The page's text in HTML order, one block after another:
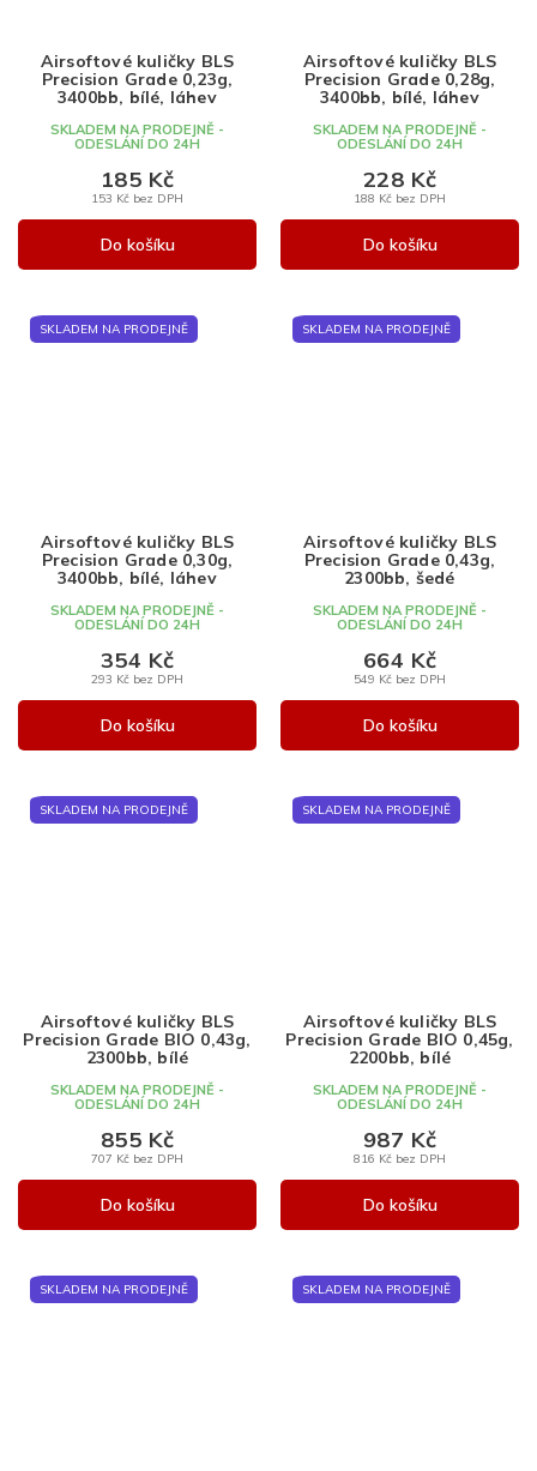
Airsoftové kuličky BLS
Precision Grade 0,23g,
3400bb, bílé, láhev
SKLADEM NA PRODEJNĚ -
ODESLÁNÍ DO 24H
153 Kč bez DPH
185 Kč
Do košíku
Airsoftové kuličky BLS
Precision Grade 0,28g,
3400bb, bílé, láhev
SKLADEM NA PRODEJNĚ -
ODESLÁNÍ DO 24H
188 Kč bez DPH
228 Kč
Do košíku
SKLADEM NA PRODEJNĚ
Airsoftové kuličky BLS
Precision Grade 0,30g,
3400bb, bílé, láhev
SKLADEM NA PRODEJNĚ -
ODESLÁNÍ DO 24H
293 Kč bez DPH
354 Kč
Do košíku
SKLADEM NA PRODEJNĚ
Airsoftové kuličky BLS
Precision Grade 0,43g,
2300bb, šedé
SKLADEM NA PRODEJNĚ -
ODESLÁNÍ DO 24H
549 Kč bez DPH
664 Kč
Do košíku
SKLADEM NA PRODEJNĚ
Airsoftové kuličky BLS
Precision Grade BIO 0,43g,
2300bb, bílé
SKLADEM NA PRODEJNĚ -
ODESLÁNÍ DO 24H
707 Kč bez DPH
855 Kč
Do košíku
SKLADEM NA PRODEJNĚ
Airsoftové kuličky BLS
Precision Grade BIO 0,45g,
2200bb, bílé
SKLADEM NA PRODEJNĚ -
ODESLÁNÍ DO 24H
816 Kč bez DPH
987 Kč
Do košíku
SKLADEM NA PRODEJNĚ SKLADEM NA PRODEJNĚ